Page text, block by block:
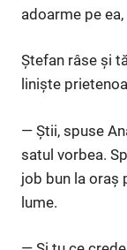
adoarme pe ea,
Ștefan râse și
liniște
— Știi, spuse
satul vorbea.
job bun la oraș
lume.